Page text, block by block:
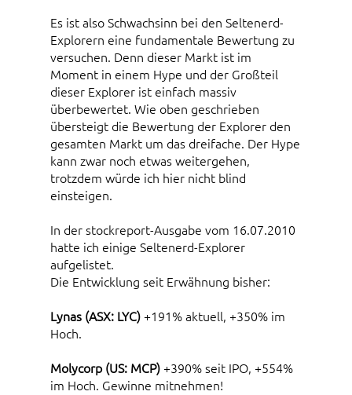
Es ist also Schwachsinn bei den Seltenerd-
Explorern eine fundamentale Bewertung zu
versuchen. Denn dieser Markt ist im
Moment in einem Hype und der Großteil
dieser Explorer ist einfach massiv
überbewertet. Wie oben geschrieben
übersteigt die Bewertung der Explorer den
gesamten Markt um das dreifache. Der Hype
kann zwar noch etwas weitergehen,
trotzdem würde ich hier nicht blind
einsteigen.
In der stockreport-Ausgabe vom 16.07.2010
hatte ich einige Seltenerd-Explorer
aufgelistet.
Die Entwicklung seit Erwähnung bisher:
Lynas (ASX: LYC)+191% aktuell, +350% im
Hoch.
Molycorp (US: MCP)+390% seit IPO, +554%
im Hoch. Gewinne mitnehmen!